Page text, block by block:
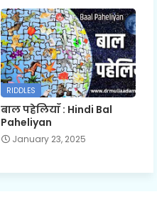
RIDDLES
बाल पहेलियाँ : Hindi Bal
Paheliyan
January 23, 2025